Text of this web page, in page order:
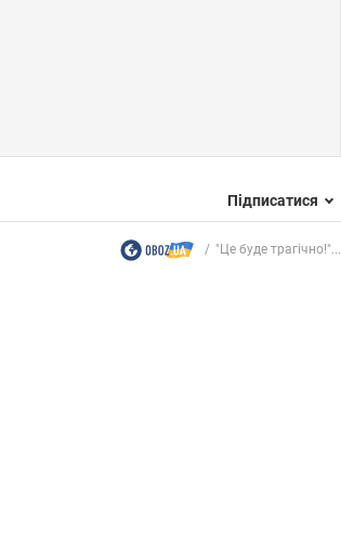
Підписатися
"Це буде трагічно!"...